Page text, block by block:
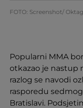
FOTO: Screenshot/
Popularni MMA
otkazao je nastup
razlog se navodi
rasporedu
Bratislavi.